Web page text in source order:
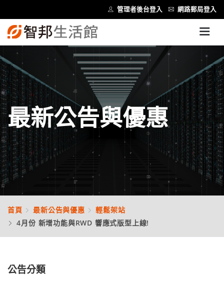
管理者後台登入 網路郵局登入
最新公告與優惠
首頁 最新公告與優惠
輕鬆架站
4月份 新增功能與RWD 響應式版型上線!
公告分類